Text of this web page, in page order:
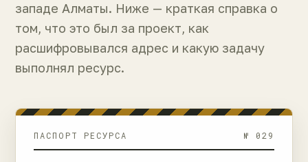
западе Алматы. Ниже — краткая справка о
том, что это был за проект, как
расшифровывался адрес и какую задачу
выполнял ресурс.
ПАСПОРТ РЕСУРСА № 029